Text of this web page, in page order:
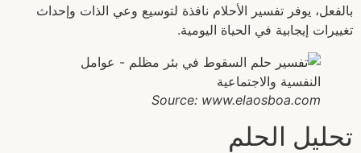
بالفعل، يوفر تفسير الأحلام نافذة لتوسيع وعي الذات وإحداث
تغييرات إيجابية في الحياة اليومية.
Source: www.elaosboa.com
تحليل الحلم